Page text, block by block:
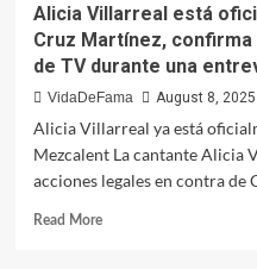
Alicia Villarreal está
Cruz Martínez,
de TV durante una
VidaDeFama August 8, 2025
Alicia Villarreal ya está
Mezcalent La cantante Alicia
acciones legales en contra de
Read More